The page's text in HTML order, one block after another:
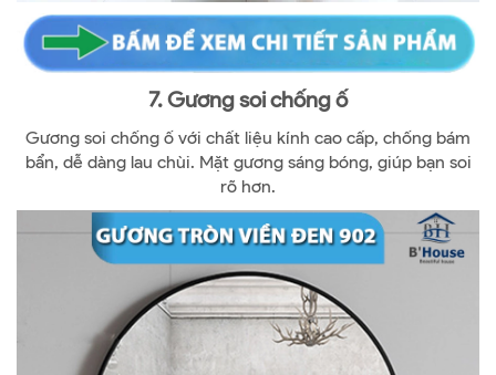
7. Gương soi chống ố
Gương soi chống ố với chất liệu kính cao cấp, chống bám
bẩn, dễ dàng lau chùi. Mặt gương sáng bóng, giúp bạn soi
rõ hơn.